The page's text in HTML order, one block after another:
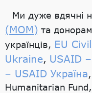
Ми дуже вдячні
(МОМ) та
українців, EU
Ukraine, USAID
– USAID Україна,
Humanitarian Fund,